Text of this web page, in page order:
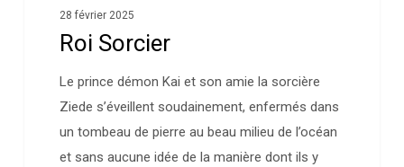
28 février 2025
Roi Sorcier
Le prince démon Kai et son amie la sorcière
Ziede s’éveillent soudainement, enfermés dans
un tombeau de pierre au beau milieu de l’océan
et sans aucune idée de la manière dont ils y